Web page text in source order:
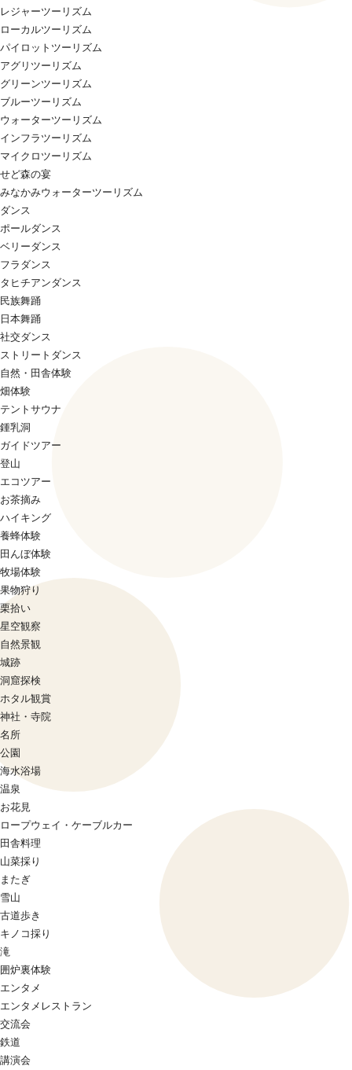
レジャーツーリズム
ローカルツーリズム
パイロットツーリズム
アグリツーリズム
グリーンツーリズム
ブルーツーリズム
ウォーターツーリズム
インフラツーリズム
マイクロツーリズム
せど森の宴
みなかみウォーターツーリズム
ダンス
ポールダンス
ベリーダンス
フラダンス
タヒチアンダンス
民族舞踊
日本舞踊
社交ダンス
ストリートダンス
自然・田舎体験
畑体験
テントサウナ
鍾乳洞
ガイドツアー
登山
エコツアー
お茶摘み
ハイキング
養蜂体験
田んぼ体験
牧場体験
果物狩り
栗拾い
星空観察
自然景観
城跡
洞窟探検
ホタル観賞
神社・寺院
名所
公園
海水浴場
温泉
お花見
ロープウェイ・ケーブルカー
田舎料理
山菜採り
またぎ
雪山
古道歩き
キノコ採り
滝
囲炉裏体験
エンタメ
エンタメレストラン
交流会
鉄道
講演会